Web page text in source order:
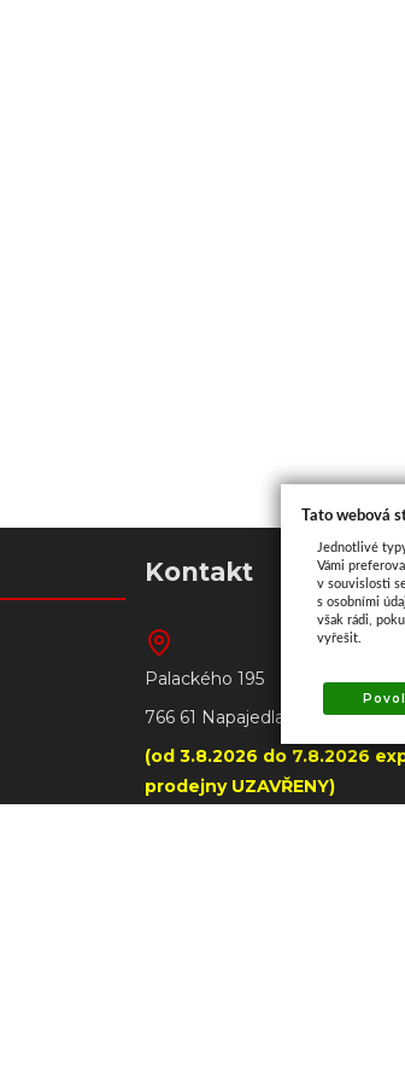
Kontakt
Palackého 195
766 61 Napajedla
(od 3.8.2026 do 7.8.2026
prodejny UZAVŘENY)
Tato webová
Jednotlivé
Vámi
v souvislosti
s osobními
však rádi,
vyřešit.